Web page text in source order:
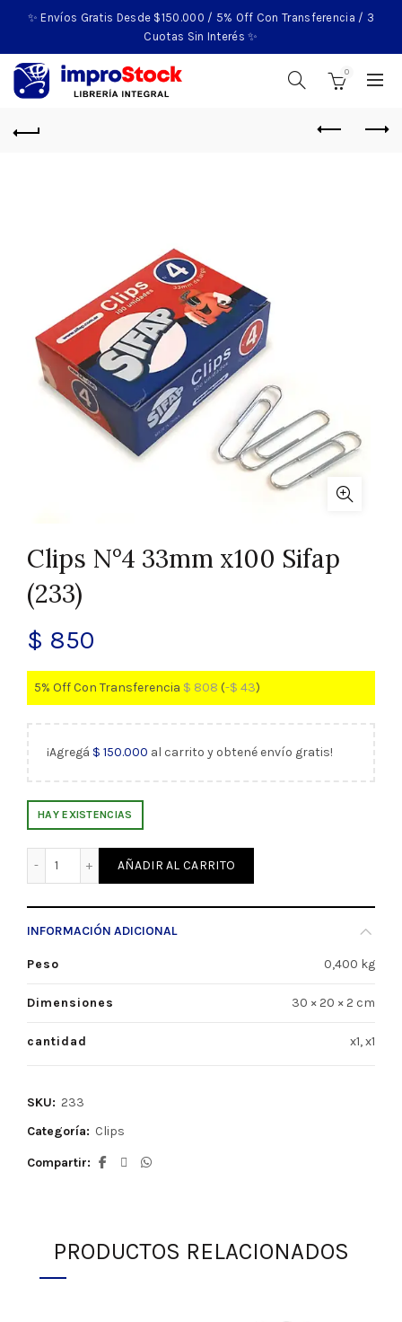
✨ Envíos Gratis Desde $150.000 / 5% Off Con Transferencia / 3
Cuotas Sin Interés ✨
0
Clips N°4 33mm x100 Sifap
(233)
$ 850
5% Off Con Transferencia $ 808 (-$ 43)
¡Agregá $ 150.000 al carrito y obtené envío gratis!
HAY EXISTENCIAS
Clips N°4 33mm x100 Sifap (233) cantidad
AÑADIR AL CARRITO
INFORMACIÓN ADICIONAL
Peso 0,400 kg
Dimensiones 30 × 20 × 2 cm
cantidad x1, x1
SKU: 233
Categoría: Clips
Compartir
PRODUCTOS RELACIONADOS